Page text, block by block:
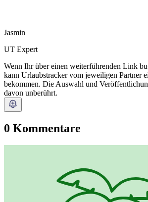
Jasmin
UT Expert
Wenn Ihr über einen weiterführenden Link
kann Urlaubstracker vom jeweiligen Partner
bekommen. Die Auswahl und
davon unberührt.
0 Kommentare